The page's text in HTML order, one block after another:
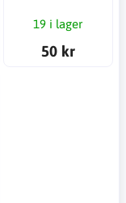
19 i lager
50 kr